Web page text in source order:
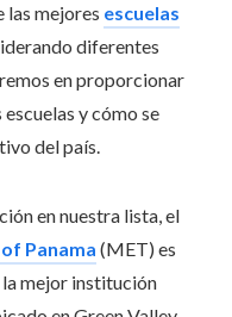
las mejores escuelas
diferentes
en proporcionar
y cómo se
del país.
en nuestra lista, el
Panama (MET) es
mejor institución